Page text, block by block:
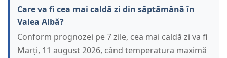
Care va fi cea mai caldă zi din săptămână în
Valea Albă?
Conform prognozei pe 7 zile, cea mai caldă zi va fi
Marți, 11 august 2026, când temperatura maximă